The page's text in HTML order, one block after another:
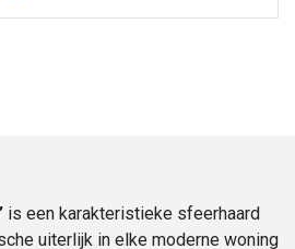
is een karakteristieke sfeerhaard
uiterlijk in elke moderne woning